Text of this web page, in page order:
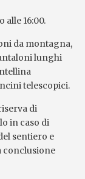
16:00.
da montagna,
lunghi
telescopici.
di
in caso di
sentiero e
conclusione